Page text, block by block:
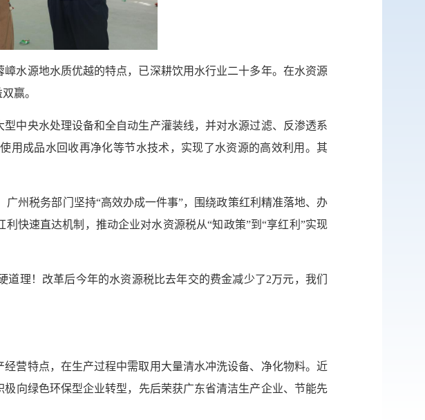
水源地水质优越的特点，已深耕饮用水行业二十多年。在水资源
赢。
中央水处理设备和全自动生产灌装线，并对水源过滤、反渗透系
用成品水回收再净化等节水技术，实现了水资源的高效利用。其
州税务部门坚持“高效办成一件事”，围绕政策红利精准落地、办
快速直达机制，推动企业对水资源税从“知政策”到“享红利”实现
理！改革后今年的水资源税比去年交的费金减少了2万元，我们
营特点，在生产过程中需取用大量清水冲洗设备、净化物料。近
向绿色环保型企业转型，先后荣获广东省清洁生产企业、节能先